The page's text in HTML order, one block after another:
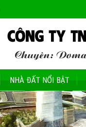
NHÀ ĐẤT NỔI BẬT